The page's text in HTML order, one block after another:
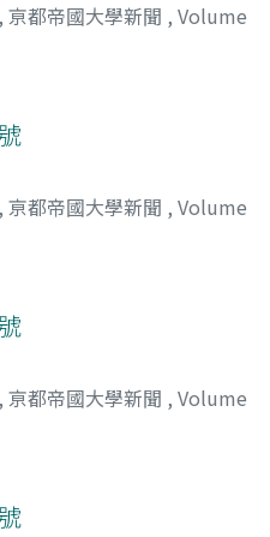
, 亰都帝國大學新聞 , Volume
, 亰都帝國大學新聞 , Volume
, 亰都帝國大學新聞 , Volume